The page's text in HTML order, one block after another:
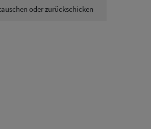
oder zurückschicken